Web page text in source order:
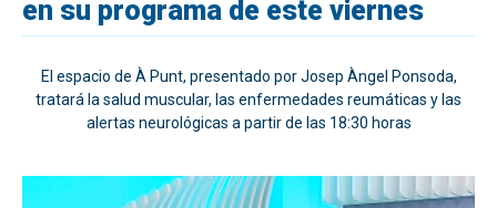
en su programa de este viernes
El espacio de À Punt, presentado por Josep Àngel Ponsoda,
tratará la salud muscular, las enfermedades reumáticas y las
alertas neurológicas a partir de las 18:30 horas